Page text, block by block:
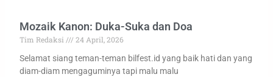
Mozaik Kanon: Duka-Suka dan Doa
Tim Redaksi
24 April, 2026
Selamat siang teman-teman bilfest.id yang baik hati dan yang
diam-diam mengaguminya tapi malu malu